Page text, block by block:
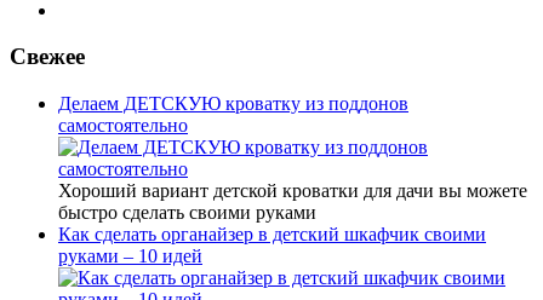
Свежее
Делаем ДЕТСКУЮ кроватку из поддонов
самостоятельно
Хороший вариант детской кроватки для дачи вы можете
быстро сделать своими руками
Как сделать органайзер в детский шкафчик своими
руками – 10 идей